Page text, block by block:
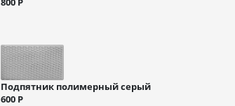
Подпятник полимерный серый
600 Р